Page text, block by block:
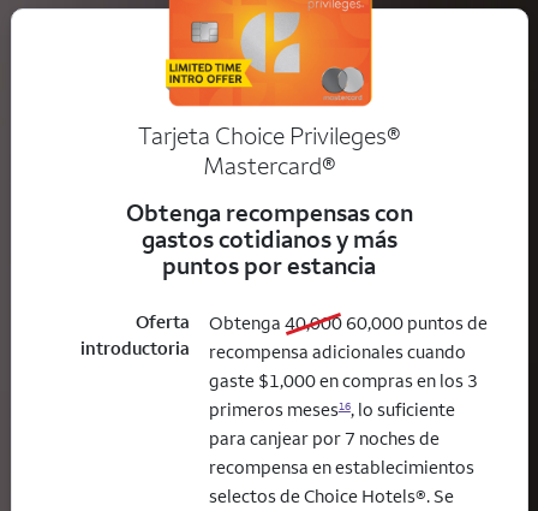
Tarjeta Choice Privileges®
Mastercard®
Obtenga recompensas con
gastos cotidianos y más
puntos por estancia
Oferta
introductoria
Obtenga 40,000old bonus
60,000new bonus
puntos de
recompensa adicionales cuando
gaste $1,000 en compras en los 3
primeros meses16, lo suficiente
para canjear por 7 noches de
recompensa en establecimientos
selectos de Choice Hotels®. Se